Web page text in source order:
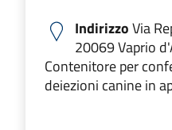
IndirizzoVia
20069 Vaprio
Contenitore per
deiezioni canine in